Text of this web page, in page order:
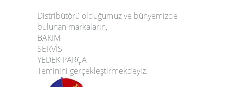
Distribütörü olduğumuz ve bünyemizde
bulunan markaların,
BAKIM
SERVİS
YEDEK PARÇA
Teminini gerçekleştirmekdeyiz.